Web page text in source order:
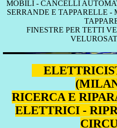
MOBILI - CANCELLI
SERRANDE E TAPPARELLE
FINESTRE PER TETTI
RICERCA E
ELETTRICI -